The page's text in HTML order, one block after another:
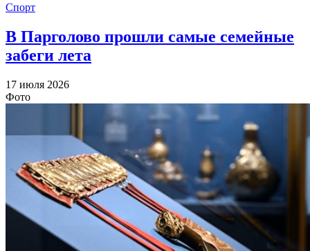
Спорт
В Парголово прошли самые семейные
забеги лета
17 июля 2026
Фото